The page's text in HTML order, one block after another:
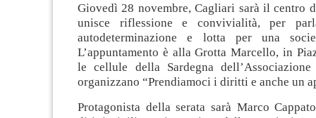
Giovedì 28 novembre, Cagliari sarà il centro
unisce riflessione e convivialità, per
autodeterminazione e lotta per una
L’appuntamento è alla Grotta Marcello, in
le cellule della Sardegna
organizzano “Prendiamoci i diritti e anche un
Protagonista della serata sarà Marco